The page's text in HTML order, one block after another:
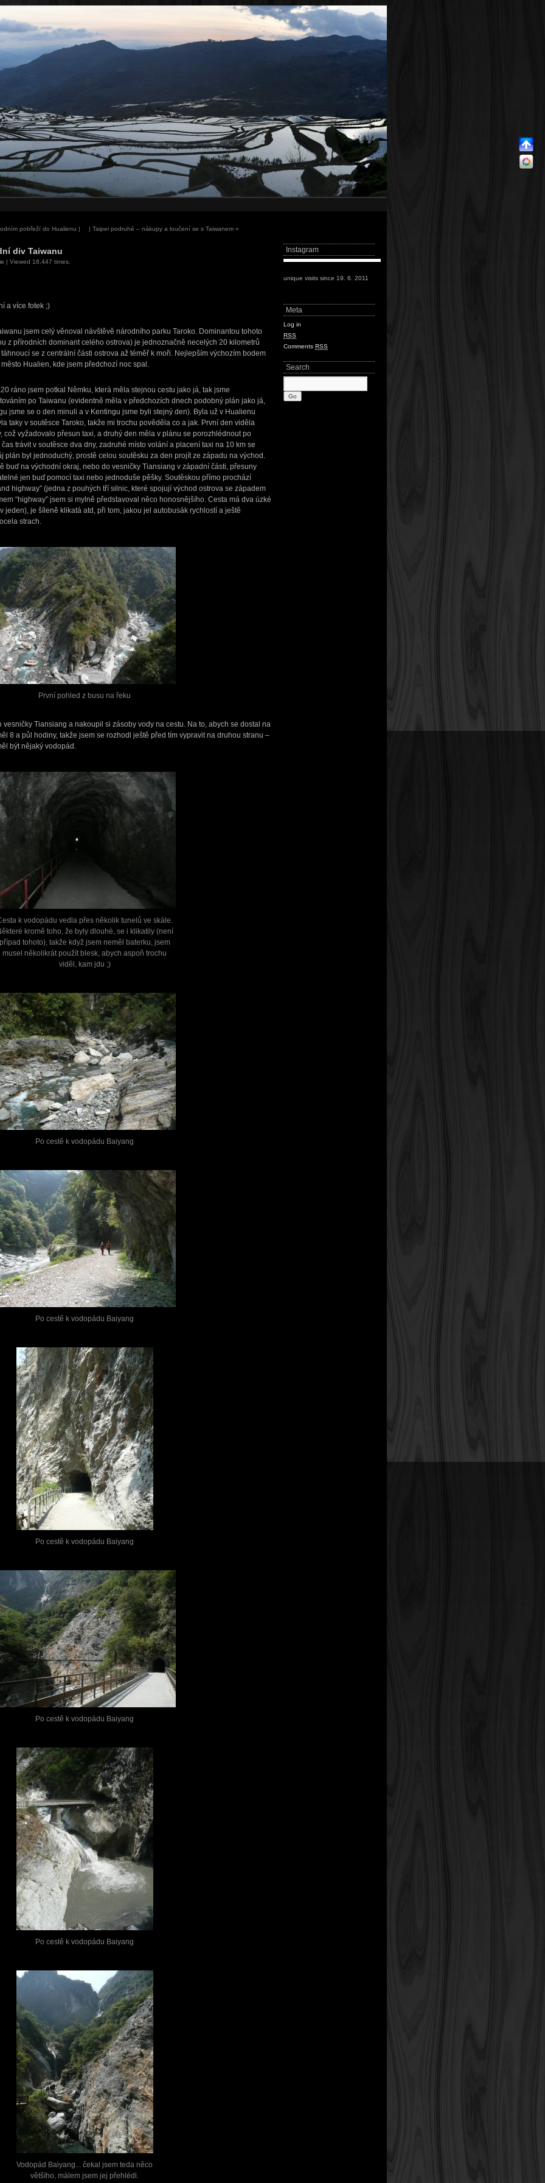
pobřeží do Hualienu | | Taipei podruhé – nákupy a loučení se s Taiwanem »
div Taiwanu
| Viewed 18,447 times.
a více fotek ;)
jsem celý věnoval návštěvě národního parku Taroko. Dominantou tohoto
z přírodních dominant celého ostrova) je jednoznačně necelých 20 kilometrů
se z centrální části ostrova až téměř k moři. Nejlepším výchozím bodem
Hualien, kde jsem předchozí noc spal.
ráno jsem potkal Němku, která měla stejnou cestu jako já, tak jsme
po Taiwanu (evidentně měla v předchozích dnech podobný plán jako já,
jsme se o den minuli a v Kentingu jsme byli stejný den). Byla už v Hualienu
taky v soutěsce Taroko, takže mi trochu pověděla co a jak. První den viděla
což vyžadovalo přesun taxi, a druhý den měla v plánu se porozhlédnout po
trávit v soutěsce dva dny, zadruhé místo volání a placení taxi na 10 km se
plán byl jednoduchý, prostě celou soutěsku za den projít ze západu na východ.
buď na východní okraj, nebo do vesničky Tiansiang v západní části, přesuny
jen buď pomocí taxi nebo jednoduše pěšky. Soutěskou přímo prochází
highway” (jedna z pouhých tří silnic, které spojují východ ostrova se západem
“highway” jsem si mylně představoval něco honosnějšího. Cesta má dva úzké
jeden), je šíleně klikatá atd, při tom, jakou jel autobusák rychlostí a ještě
strach.
První pohled z busu na řeku
Tiansiang a nakoupil si zásoby vody na cestu. Na to, abych se dostal na
8 a půl hodiny, takže jsem se rozhodl ještě před tím vypravit na druhou stranu –
být nějaký vodopád.
k vodopádu vedla přes několik tunelů ve skále.
kromě toho, že byly dlouhé, se i klikatily (není
tohoto), takže když jsem neměl baterku, jsem
musel několikrát použít blesk, abych aspoň trochu
viděl, kam jdu ;)
Po cestě k vodopádu Baiyang
Po cestě k vodopádu Baiyang
Po cestě k vodopádu Baiyang
Po cestě k vodopádu Baiyang
Po cestě k vodopádu Baiyang
Vodopád Baiyang... čekal jsem teda něco
většího, málem jsem jej přehlédl.
Instagram
unique visits since 19. 6. 2011
Meta
Log in
RSS
Comments RSS
Search